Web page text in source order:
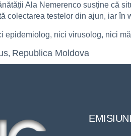
Ala Nemerenco susține că
colectarea testelor din ajun, iar în
epidemiolog, nici virusolog, nici
, Republica Moldova
EMISIUNI